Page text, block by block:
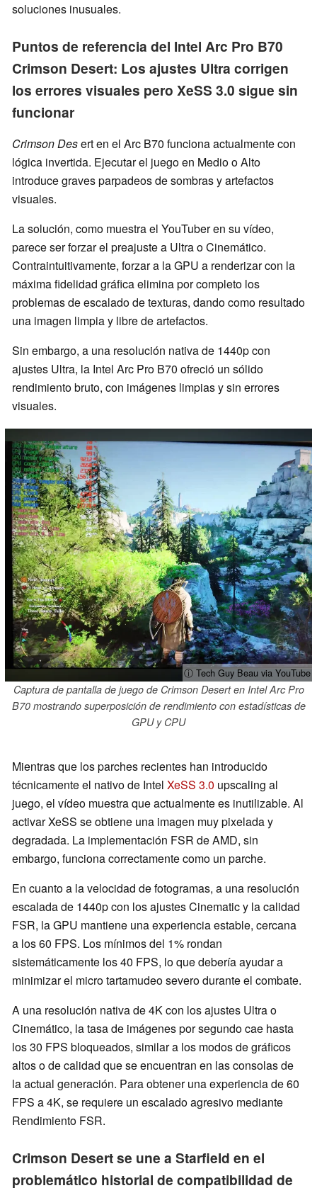
soluciones inusuales.
Puntos de referencia del Intel Arc Pro B70
Crimson Desert: Los ajustes Ultra corrigen
los errores visuales pero XeSS 3.0 sigue sin
funcionar
Crimson Desert en el Arc B70 funciona actualmente con
lógica invertida. Ejecutar el juego en Medio o Alto
introduce graves parpadeos de sombras y artefactos
visuales.
La solución, como muestra el YouTuber en su vídeo,
parece ser forzar el preajuste a Ultra o Cinemático.
Contraintuitivamente, forzar a la GPU a renderizar con la
máxima fidelidad gráfica elimina por completo los
problemas de escalado de texturas, dando como resultado
una imagen limpia y libre de artefactos.
Sin embargo, a una resolución nativa de 1440p con
ajustes Ultra, la Intel Arc Pro B70 ofreció un sólido
rendimiento bruto, con imágenes limpias y sin errores
visuales.
ⓘ Tech Guy Beau via YouTube
Captura de pantalla de juego de Crimson Desert en Intel Arc Pro
B70 mostrando superposición de rendimiento con estadísticas de
GPU y CPU
Mientras que los parches recientes han introducido
técnicamente el nativo de Intel XeSS 3.0 upscaling al
juego, el vídeo muestra que actualmente es inutilizable. Al
activar XeSS se obtiene una imagen muy pixelada y
degradada. La implementación FSR de AMD, sin
embargo, funciona correctamente como un parche.
En cuanto a la velocidad de fotogramas, a una resolución
escalada de 1440p con los ajustes Cinematic y la calidad
FSR, la GPU mantiene una experiencia estable, cercana
a los 60 FPS. Los mínimos del 1% rondan
sistemáticamente los 40 FPS, lo que debería ayudar a
minimizar el micro tartamudeo severo durante el combate.
A una resolución nativa de 4K con los ajustes Ultra o
Cinemático, la tasa de imágenes por segundo cae hasta
los 30 FPS bloqueados, similar a los modos de gráficos
altos o de calidad que se encuentran en las consolas de
la actual generación. Para obtener una experiencia de 60
FPS a 4K, se requiere un escalado agresivo mediante
Rendimiento FSR.
Crimson Desert se une a Starfield en el
problemático historial de compatibilidad de